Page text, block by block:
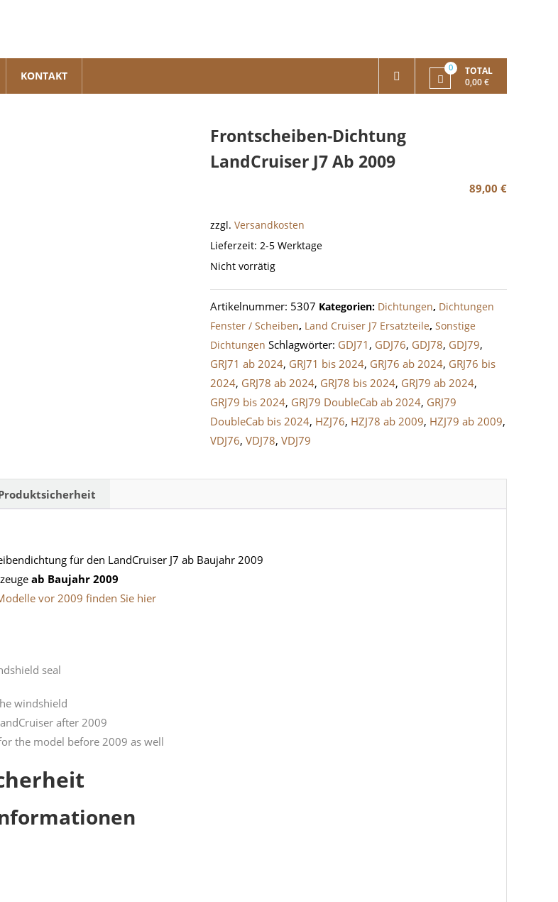
KONTAKT
0
TOTAL
0,00 €
Frontscheiben-Dichtung
LandCruiser J7 Ab 2009
89,00 €
zzgl.Versandkosten
Lieferzeit:2-5 Werktage
Nicht vorrätig
Artikelnummer: 5307 Kategorien: Dichtungen, Dichtungen
Fenster / Scheiben, Land Cruiser J7 Ersatzteile,Sonstige
Dichtungen Schlagwörter: GDJ71 , GDJ76, GDJ78, GDJ79,
GRJ71 ab 2024, GRJ71 bis 2024, GRJ76 ab 2024, GRJ76 bis
2024, GRJ78 ab 2024, GRJ78 bis 2024, GRJ79 ab 2024,
GRJ79 bis 2024, GRJ79 DoubleCab ab 2024, GRJ79
DoubleCab bis 2024, HZJ76, HZJ78 ab 2009, HZJ79 ab 2009,
VDJ76,VDJ78,VDJ79
für den LandCruiser J7 ab Baujahr 2009
ab Baujahr 2009
vor 2009 finden Sie hier
seal
windshield
after 2009
the model before 2009 as well